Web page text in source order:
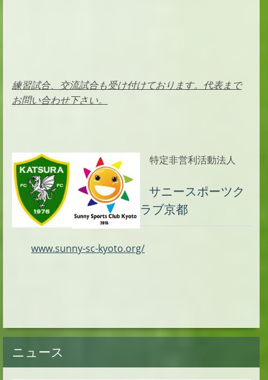
練習試合、交流試合も受け付けております。代表まで
お問い合わせ下さい。
特定非営利活動法人
サニースポーツク
ラブ京都
www.sunny-sc-kyoto.org/
ニュース